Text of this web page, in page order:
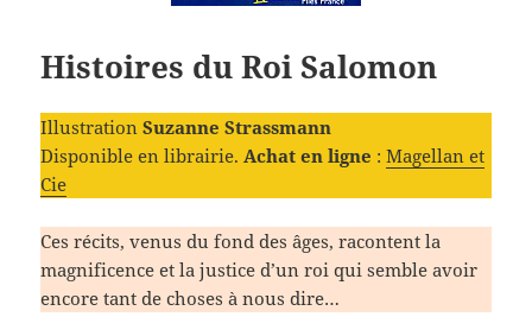
Histoires du Roi Salomon
IllustrationSuzanne Strassmann
Disponible en librairie. Achat en ligne :Magellan et
Cie
Ces récits, venus du fond des âges, racontent la
magnificence et la justice d’un roi qui semble avoir
encore tant de choses à nous dire…